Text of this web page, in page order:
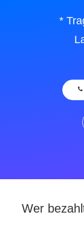
*
Wer